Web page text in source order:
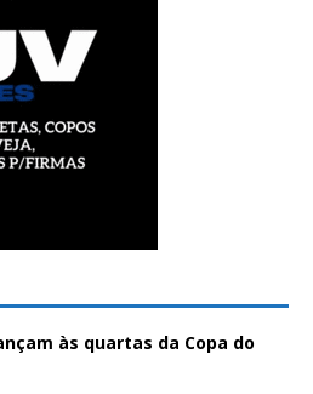
às quartas da Copa do